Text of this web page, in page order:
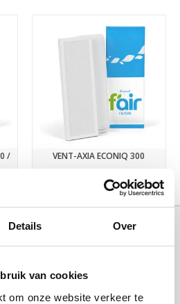
Details Over
van cookies
om onze website verkeer te
/
VENT-AXIA ECONIQ 300
€28,50